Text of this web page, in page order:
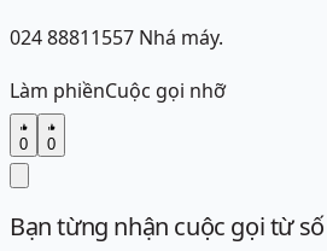
024 88811557 Nhá máy.
Làm phiềnCuộc gọi nhỡ
0 0
Bạn từng nhận cuộc gọi từ